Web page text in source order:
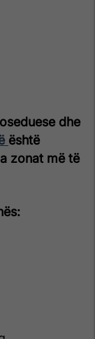
dhe
është
zonat më të